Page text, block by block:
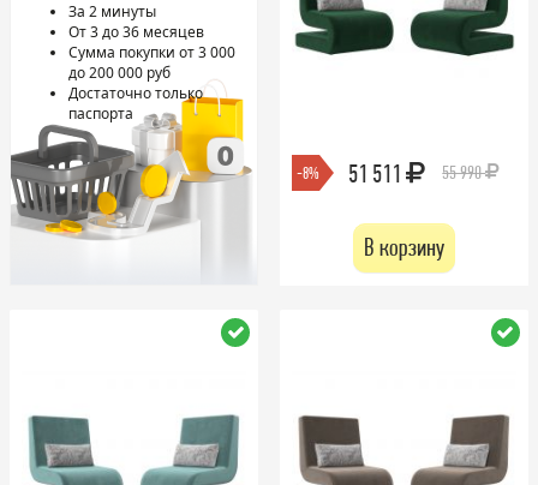
За 2 минуты
От 3 до 36 месяцев
Сумма покупки от 3 000
до 200 000 руб
Достаточно только
паспорта
-8% 51 511 55 990
В корзину